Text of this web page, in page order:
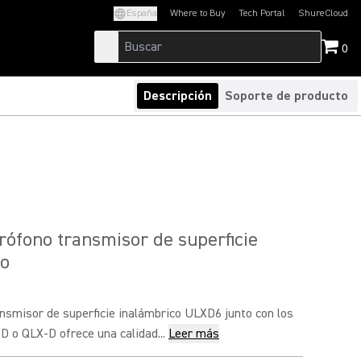
España Where to Buy Tech Portal
(Opens in a new tab)ShureCloud
(Opens in a new
0
Descripción Soporte de producto
transmisor de superficie
de superficie inalámbrico ULXD6 junto con los
o QLX-D ofrece una calidad... Leer más